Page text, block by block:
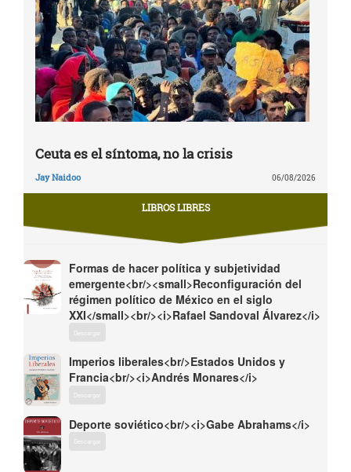
Ceuta es el síntoma, no la crisis
Jay Naidoo 06/08/2026
LIBROS LIBRES
Formas de hacer política y subjetividad
emergente<br/><small>Reconfiguración del
régimen político de México en el siglo
XXI</small><br/><i>Rafael Sandoval Álvarez</i>
Descargar
Imperios liberales<br/>Estados Unidos y
Francia<br/><i>Andrés Monares</i>
Descargar
Deporte soviético<br/><i>Gabe Abrahams</i>
Descargar